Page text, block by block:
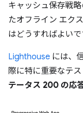
キャッシュ保存戦
たオフライン エク
はどうすればよいで
Lighthouse には、
際に特に重要なテス
テータス 200 の応